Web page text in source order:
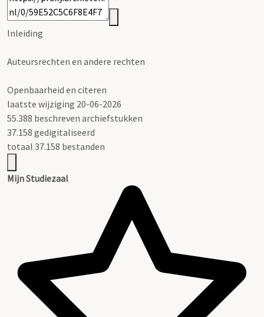
Inleiding
Auteursrechten en andere rechten
Openbaarheid en citeren
laatste wijziging 20-06-2026
55.388 beschreven archiefstukken
37.158 gedigitaliseerd
totaal 37.158 bestanden
Mijn Studiezaal